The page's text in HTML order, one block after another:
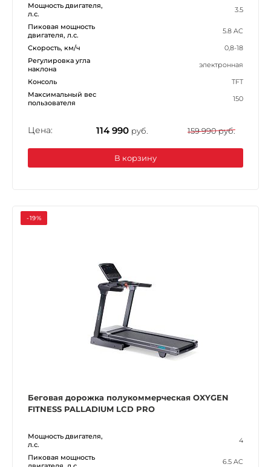
Мощность двигателя,
л.с.
3.5
Пиковая мощность
двигателя, л.с.
5.8 AC
Скорость, км/ч
0,8-18
Регулировка угла
наклона
электронная
Консоль
TFT
Максимальный вес
пользователя
150
Цена: 114 990 руб. 159 990 руб.
В корзину
-19%
Беговая дорожка полукоммерческая OXYGEN
FITNESS PALLADIUM LCD PRO
Мощность двигателя,
л.с.
4
Пиковая мощность
6.5 AC